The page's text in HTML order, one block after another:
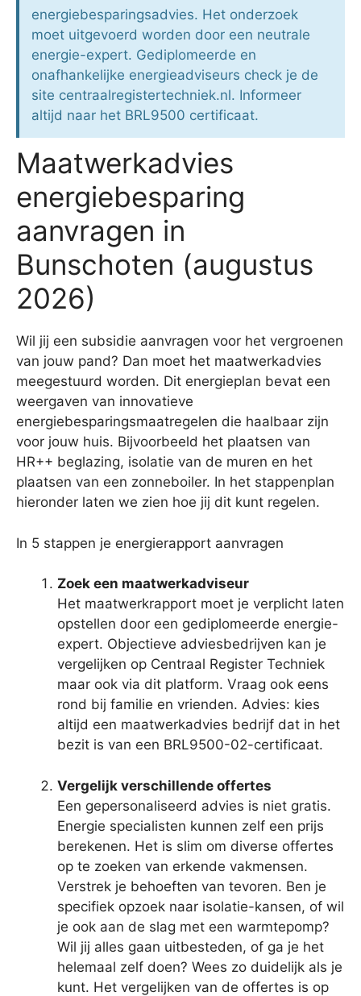
energiebesparingsadvies. Het onderzoek
moet uitgevoerd worden door een neutrale
energie-expert. Gediplomeerde en
onafhankelijke energieadviseurs check je de
site centraalregistertechniek.nl. Informeer
altijd naar het BRL9500 certificaat.
Maatwerkadvies
energiebesparing
aanvragen in
Bunschoten (augustus
2026)
Wil jij een subsidie aanvragen voor het vergroenen
van jouw pand? Dan moet het maatwerkadvies
meegestuurd worden. Dit energieplan bevat een
weergaven van innovatieve
energiebesparingsmaatregelen die haalbaar zijn
voor jouw huis. Bijvoorbeeld het plaatsen van
HR++ beglazing, isolatie van de muren en het
plaatsen van een zonneboiler. In het stappenplan
hieronder laten we zien hoe jij dit kunt regelen.
In 5 stappen je energierapport aanvragen
Zoek een maatwerkadviseur
Het maatwerkrapport moet je verplicht laten
opstellen door een gediplomeerde energie-
expert. Objectieve adviesbedrijven kan je
vergelijken op Centraal Register Techniek
maar ook via dit platform. Vraag ook eens
rond bij familie en vrienden. Advies: kies
altijd een maatwerkadvies bedrijf dat in het
bezit is van een BRL9500-02-certificaat.
Vergelijk verschillende offertes
Een gepersonaliseerd advies is niet gratis.
Energie specialisten kunnen zelf een prijs
berekenen. Het is slim om diverse offertes
op te zoeken van erkende vakmensen.
Verstrek je behoeften van tevoren. Ben je
specifiek opzoek naar isolatie-kansen, of wil
je ook aan de slag met een warmtepomp?
Wil jij alles gaan uitbesteden, of ga je het
helemaal zelf doen? Wees zo duidelijk als je
kunt. Het vergelijken van de offertes is op